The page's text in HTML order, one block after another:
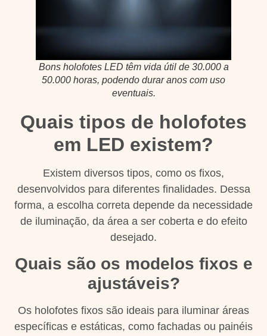
Bons holofotes LED têm vida útil de 30.000 a
50.000 horas, podendo durar anos com uso
eventuais.
Quais tipos de holofotes
em LED existem?
Existem diversos tipos, como os fixos,
desenvolvidos para diferentes finalidades. Dessa
forma, a escolha correta depende da necessidade
de iluminação, da área a ser coberta e do efeito
desejado.
Quais são os modelos fixos e
ajustáveis?
Os holofotes fixos são ideais para iluminar áreas
específicas e estáticas, como fachadas ou painéis